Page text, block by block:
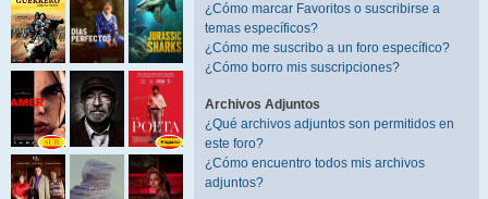
¿Cómo marcar Favoritos o suscribirse a
temas específicos?
¿Cómo me suscribo a un foro específico?
¿Cómo borro mis suscripciones?
Archivos Adjuntos
¿Qué archivos adjuntos son permitidos en
este foro?
¿Cómo encuentro todos mis archivos
adjuntos?